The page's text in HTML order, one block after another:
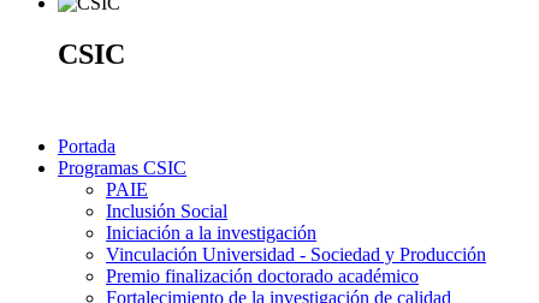
CSIC
Portada
Programas CSIC
PAIE
Inclusión Social
Iniciación a la investigación
Vinculación Universidad - Sociedad y Producción
Premio finalización doctorado académico
Fortalecimiento de la investigación de calidad